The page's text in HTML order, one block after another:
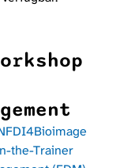
the-Trainer